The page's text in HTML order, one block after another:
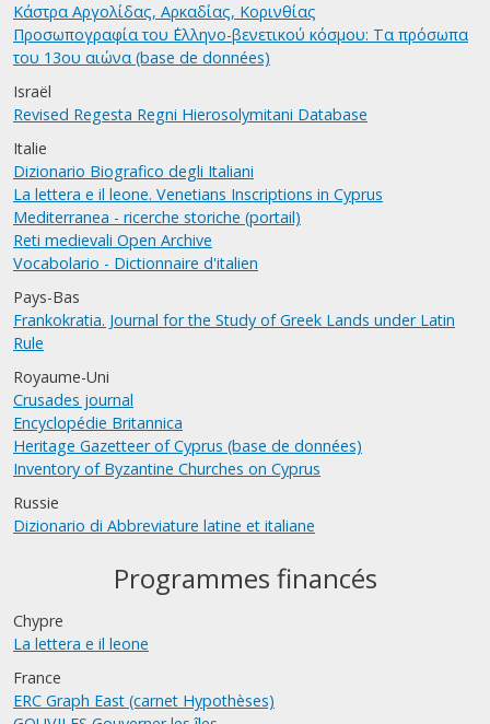
Κάστρα Αργολίδας, Αρκαδίας, Κορινθίας
Προσωπογραφία του ΄Ελληνο-βενετικού κόσμου: Τα πρόσωπα
του 13ου αιώνα (base de données)
Israël
Revised Regesta Regni Hierosolymitani Database
Italie
Dizionario Biografico degli Italiani
La lettera e il leone. Venetians Inscriptions in Cyprus
Mediterranea - ricerche storiche (portail)
Reti medievali Open Archive
Vocabolario - Dictionnaire d'italien
Pays-Bas
Frankokratia. Journal for the Study of Greek Lands under Latin
Rule
Royaume-Uni
Crusades journal
Encyclopédie Britannica
Heritage Gazetteer of Cyprus (base de données)
Inventory of Byzantine Churches on Cyprus
Russie
Dizionario di Abbreviature latine et italiane
Programmes financés
Chypre
La lettera e il leone
France
ERC Graph East (carnet Hypothèses)